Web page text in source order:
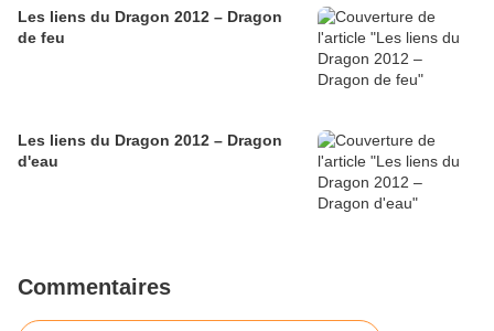
Les liens du Dragon 2012 – Dragon
de feu
Les liens du Dragon 2012 – Dragon
d'eau
Commentaires